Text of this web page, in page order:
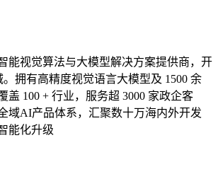
能视觉算法与大模型解决方案提供商，开
拥有高精度视觉语言大模型及 1500 余
盖 100 + 行业，服务超 3000 家政企客
域AI产品体系，汇聚数十万海内外开发
能化升级